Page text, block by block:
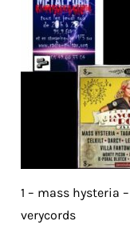
1 – mass hysteria
verycords